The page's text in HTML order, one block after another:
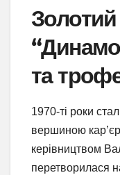
Золотий
та
1970-ті роки
вершиною
керівництвом
перетворилася